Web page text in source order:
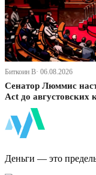
Биткоин В· 06.08.2026
Сенатор Люммис
Act до августовских
Деньги — это